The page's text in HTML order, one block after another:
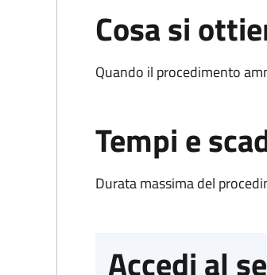
Cosa si
Quando il procedimento
Tempi e
Durata massima del
Accedi al